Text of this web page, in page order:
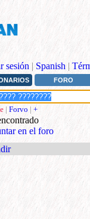
sesión | Spanish |
FORO
e | Forvo | +
en el foro